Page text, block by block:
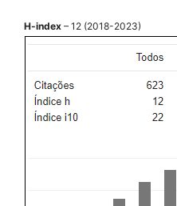
H-index – 12 (2018-2023)